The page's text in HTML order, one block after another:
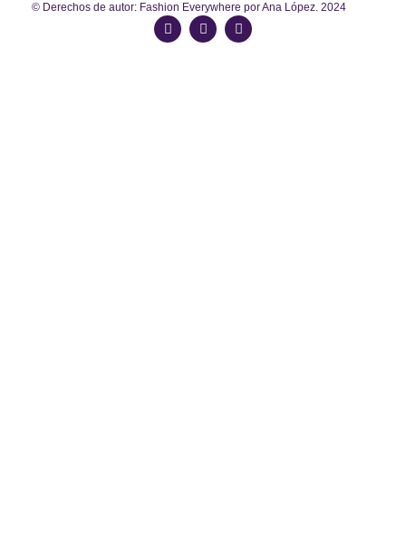
© Derechos de autor: Fashion Everywhere por Ana López. 2024